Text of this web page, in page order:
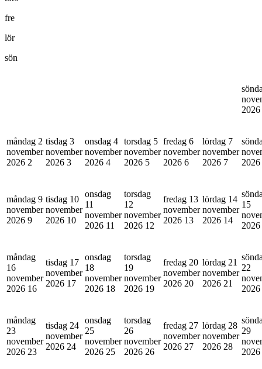
fre
lör
sön
2026
måndag 2
november
2026 2
tisdag 3
november
2026 3
onsdag 4
november
2026 4
torsdag 5
november
2026 5
fredag 6
november
2026 6
lördag 7
november
2026 7
2026
måndag 9
november
2026 9
tisdag 10
november
2026 10
onsdag
11
november
2026 11
torsdag
12
november
2026 12
fredag 13
november
2026 13
lördag 14
november
2026 14
15
2026
måndag
16
november
2026 16
tisdag 17
november
2026 17
onsdag
18
november
2026 18
torsdag
19
november
2026 19
fredag 20
november
2026 20
lördag 21
november
2026 21
22
2026
måndag
23
november
2026 23
tisdag 24
november
2026 24
onsdag
25
november
2026 25
torsdag
26
november
2026 26
fredag 27
november
2026 27
lördag 28
november
2026 28
29
2026